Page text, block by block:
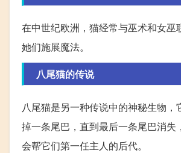
在中世纪欧洲，猫经常与巫术和女
她们施展魔法。
八尾猫的传说
八尾猫是另一种传说中的神秘生物
掉一条尾巴，直到最后一条尾巴消
会帮它们第一任主人的后代。